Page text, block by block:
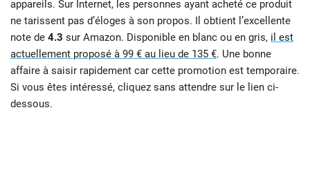
appareils. Sur Internet, les personnes ayant acheté ce produit
ne tarissent pas d’éloges à son propos. Il obtient l’excellente
note de 4.3 sur Amazon. Disponible en blanc ou en gris, il est
actuellement proposé à 99 € au lieu de 135 €. Une bonne
affaire à saisir rapidement car cette promotion est temporaire.
Si vous êtes intéressé, cliquez sans attendre sur le lien ci-
dessous.